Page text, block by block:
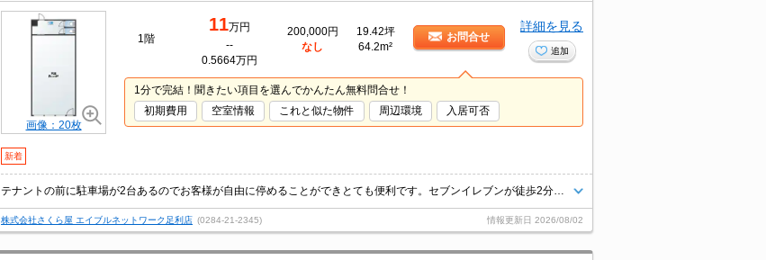
画像：20枚
1階
11万円
--
0.5664万円
200,000円
なし
19.42坪
64.2m²
お問合せ
詳細を見る
追加
1分で完結！聞きたい項目を選んでかんたん無料問合せ！
初期費用
空室情報 これと似た物件 周辺環境 入居可否
新着
株式会社さくら屋 エイブルネットワーク足利店 (0284-21-2345) 情報更新日 2026/08/02